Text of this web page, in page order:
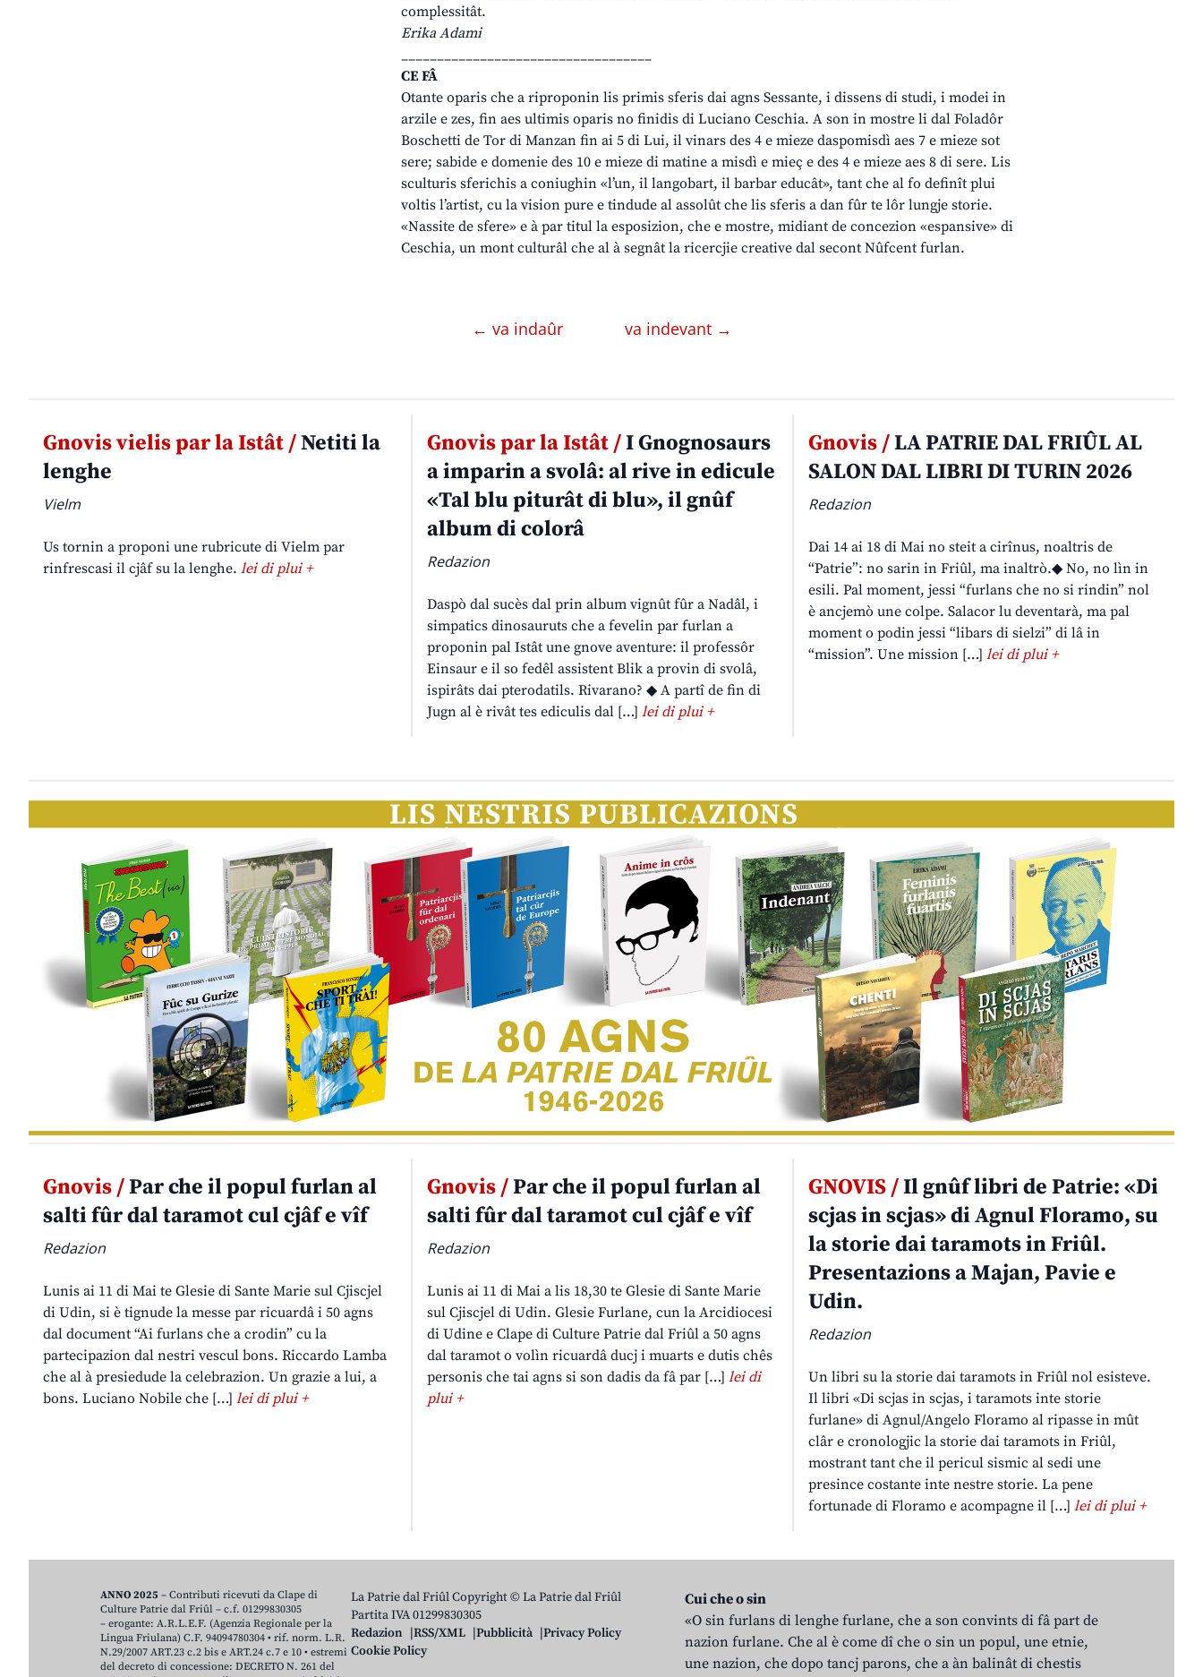
complessitât.
Erika Adami
___________________________________
CE FÂ
Otante oparis che a riproponin lis primis sferis dai agns Sessante, i dissens di studi, i modei in
arzile e zes, fin aes ultimis oparis no finidis di Luciano Ceschia. A son in mostre li dal Foladôr
Boschetti de Tor di Manzan fin ai 5 di Lui, il vinars des 4 e mieze daspomisdì aes 7 e mieze sot
sere; sabide e domenie des 10 e mieze di matine a misdì e mieç e des 4 e mieze aes 8 di sere. Lis
sculturis sferichis a coniughin «l’un, il langobart, il barbar educât», tant che al fo definît plui
voltis l’artist, cu la vision pure e tindude al assolût che lis sferis a dan fûr te lôr lungje storie.
«Nassite de sfere» e à par titul la esposizion, che e mostre, midiant de concezion «espansive» di
Ceschia, un mont culturâl che al à segnât la ricercjie creative dal secont Nûfcent furlan.
← va indaûr va indevant →
Gnovis vielis par la Istât /Netiti la
lenghe
Vielm
Us tornin a proponi une rubricute di Vielm par
rinfrescasi il cjâf su la lenghe. lei di plui +
Gnovis par la Istât /I Gnognosaurs
a imparin a svolâ: al rive in edicule
«Tal blu piturât di blu», il gnûf
album di colorâ
Redazion
Daspò dal sucès dal prin album vignût fûr a Nadâl, i
simpatics dinosauruts che a fevelin par furlan a
proponin pal Istât une gnove aventure: il professôr
Einsaur e il so fedêl assistent Blik a provin di svolâ,
ispirâts dai pterodatils. Rivarano? ◆ A partî de fin di
Jugn al è rivât tes ediculis dal […] lei di plui +
Gnovis /LA PATRIE DAL FRIÛL AL
SALON DAL LIBRI DI TURIN 2026
Redazion
Dai 14 ai 18 di Mai no steit a cirînus, noaltris de
“Patrie”: no sarin in Friûl, ma inaltrò.◆ No, no lìn in
esili. Pal moment, jessi “furlans che no si rindin” nol
è ancjemò une colpe. Salacor lu deventarà, ma pal
moment o podin jessi “libars di sielzi” di lâ in
“mission”. Une mission […]lei di plui +
Gnovis /Par che il popul furlan al
salti fûr dal taramot cul cjâf e vîf
Redazion
Lunis ai 11 di Mai te Glesie di Sante Marie sul Cjiscjel
di Udin, si è tignude la messe par ricuardâ i 50 agns
dal document “Ai furlans che a crodin” cu la
partecipazion dal nestri vescul bons. Riccardo Lamba
che al à presiedude la celebrazion. Un grazie a lui, a
bons. Luciano Nobile che […] lei di plui +
Gnovis /Par che il popul furlan al
salti fûr dal taramot cul cjâf e vîf
Redazion
Lunis ai 11 di Mai a lis 18,30 te Glesie di Sante Marie
sul Cjiscjel di Udin. Glesie Furlane, cun la Arcidiocesi
di Udine e Clape di Culture Patrie dal Friûl a 50 agns
dal taramot o volìn ricuardâ ducj i muarts e dutis chês
personis che tai agns si son dadis da fâ par […] lei di
plui +
GNOVIS /Il gnûf libri de Patrie: «Di
scjas in scjas» di Agnul Floramo, su
la storie dai taramots in Friûl.
Presentazions a Majan, Pavie e
Udin.
Redazion
Un libri su la storie dai taramots in Friûl nol esisteve.
Il libri «Di scjas in scjas, i taramots inte storie
furlane» di Agnul/Angelo Floramo al ripasse in mût
clâr e cronologjic la storie dai taramots in Friûl,
mostrant tant che il pericul sismic al sedi une
presince costante inte nestre storie. La pene
fortunade di Floramo e acompagne il […]lei di plui +
La Patrie dal Friûl Copyright © La Patrie dal Friûl
Partita IVA 01299830305
Redazion
RSS/XML Pubblicità
Privacy Policy
Cookie Policy
Cui che o sin
«O sin furlans di lenghe furlane, che a son convints di fâ part de
nazion furlane. Che al è come dî che o sin un popul, une etnie,
une nazion, che dopo tancj parons, che a àn balinât di chestis
ANNO 2025 – Contributi ricevuti da Clape di
Culture Patrie dal Friûl – c.f. 01299830305
– erogante: A.R.L.E.F. (Agenzia Regionale per la
Lingua Friulana) C.F. 94094780304 • rif. norm. L.R.
N.29/2007 ART.23 c.2 bis e ART.24 c.7 e 10 • estremi
del decreto di concessione: DECRETO N. 261 del